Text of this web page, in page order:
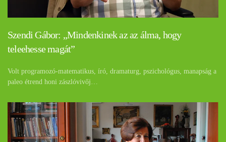
Szendi Gábor: „Mindenkinek az az álma, hogy
teleehesse magát”
Volt programozó-matematikus, író, dramaturg, pszichológus, manapság a
paleo étrend honi zászlóvivőj…